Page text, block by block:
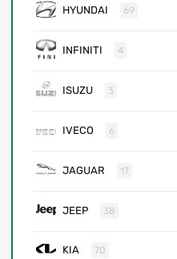
HYUNDAI 69
INFINITI 4
ISUZU 3
IVECO 6
JAGUAR 17
JEEP 38
KIA 70